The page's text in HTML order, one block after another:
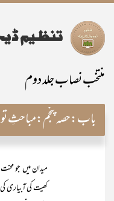
منتخب نصاب جلد دوم
باب:حصہ پنجم:مباحثِ
میدان میں جو
کھیت کی آبیاری